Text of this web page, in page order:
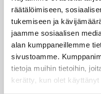
räätälöimiseen,
tukemiseen ja
jaamme sosiaalisen
alan kumppaneillemme
sivustoamme.
tietoja muihin tietoihin,
kerätty, kun olet käyttänyt
3×3 08.08.2026 22:58